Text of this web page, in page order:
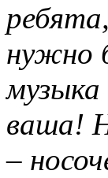
нужно
ваша!
–